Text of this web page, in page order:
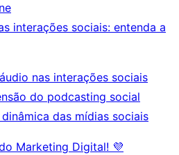
interações sociais: entenda a
nas interações sociais
do podcasting social
das mídias sociais
Marketing Digital! 💜